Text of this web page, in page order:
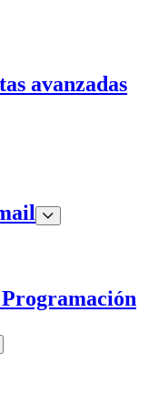
avanzadas